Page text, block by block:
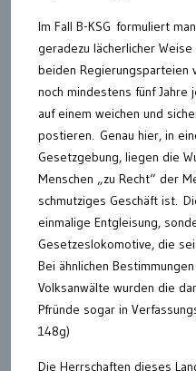
Im Fall B-KSG formuliert
geradezu lächerlicher
beiden Regierungsparteien
noch mindestens fünf Jahre
auf einem weichen und
postieren. Genau hier, in
Gesetzgebung, liegen die
Menschen „zu Recht“ der
schmutziges Geschäft ist.
einmalige Entgleisung,
Gesetzeslokomotive, die
Bei ähnlichen
Volksanwälte wurden die
Pfründe sogar in
148g)
Die Herrschaften dieses